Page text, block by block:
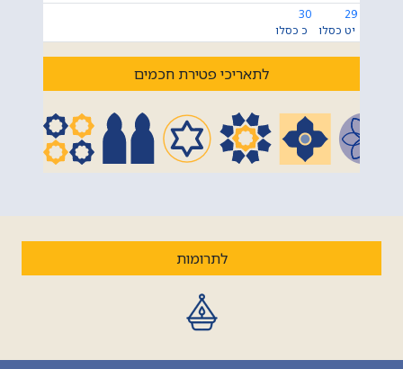
29
יט כסלו
30
כ כסלו
לתאריכי פטירת חכמים
לתרומות